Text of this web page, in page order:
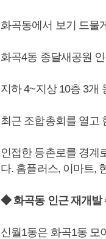
화곡동에서 보기 드물
화곡4동 종달새공원
지하 4~지상 10층 3개
최근 조합총회를 열고
인접한 등촌로를 경계
다. 홈플러스, 이마트,
◆ 화곡동 인근 재개발
신월1동은 화곡1동 모